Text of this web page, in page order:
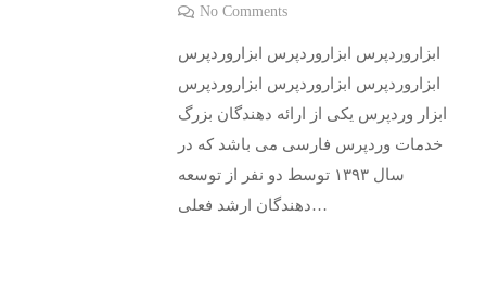
No Comments
ابزاروردپرس ابزاروردپرس ابزاروردپرس
ابزاروردپرس ابزاروردپرس ابزاروردپرس
ابزار وردپرس یکی از ارائه دهندگان بزرگ
خدمات وردپرس فارسی می باشد که در
سال ۱۳۹۳ توسط دو نفر از توسعه
دهندگان ارشد فعلی…